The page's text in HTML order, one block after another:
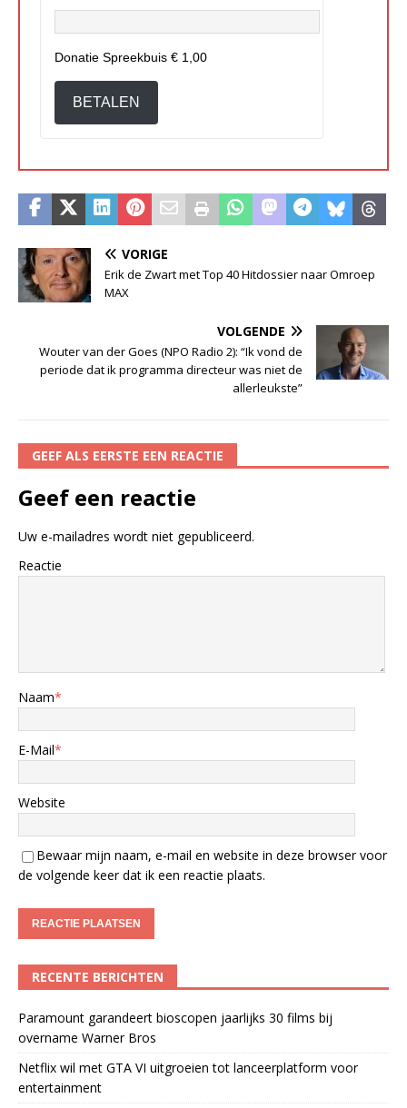
Donatie Spreekbuis € 1,00
BETALEN
VORIGE
Erik de Zwart met Top 40 Hitdossier naar Omroep
MAX
VOLGENDE
Wouter van der Goes (NPO Radio 2): “Ik vond de
periode dat ik programma directeur was niet de
allerleukste”
GEEF ALS EERSTE EEN REACTIE
Geef een reactie
Uw e-mailadres wordt niet gepubliceerd.
Reactie
Naam*
E-Mail*
Website
Bewaar mijn naam, e-mail en website in deze browser voor
de volgende keer dat ik een reactie plaats.
RECENTE BERICHTEN
Paramount garandeert bioscopen jaarlijks 30 films bij
overname Warner Bros
Netflix wil met GTA VI uitgroeien tot lanceerplatform voor
entertainment